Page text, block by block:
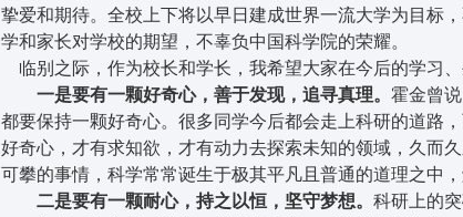
挚爱和期待。全校上下将以早日建成世界一流大学为目标
学和家长对学校的期望，不辜负中国科学院的荣耀。
临别之际，作为校长和学长，我希望大家在今后的学习、
一是要有一颗好奇心，善于发现，追寻真理。 霍金曾
都要保持一颗好奇心。很多同学今后都会走上科研的道路
好奇心，才有求知欲，才有动力去探索未知的领域，久而
可攀的事情，科学常常诞生于极其平凡且普通的道理之中
二是要有一颗耐心，持之以恒，坚守梦想。 科研上的